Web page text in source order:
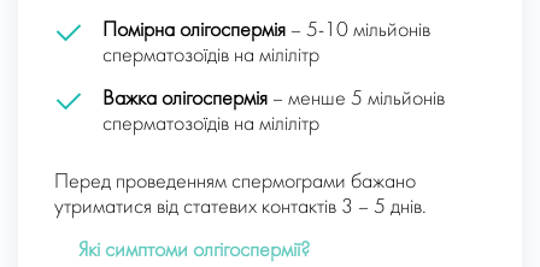
Помірна олігоспермія – 5-10 мільйонів
сперматозоїдів на мілілітр
Важка олігоспермія – менше 5 мільйонів
сперматозоїдів на мілілітр
Перед проведенням спермограми бажано
утриматися від статевих контактів 3 – 5 днів.
Які симптоми олгігоспермії?